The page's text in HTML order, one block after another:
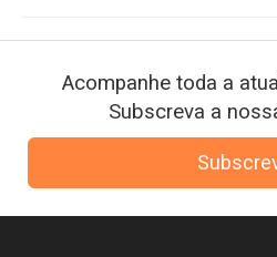
Acompanhe toda a
Subscreva a